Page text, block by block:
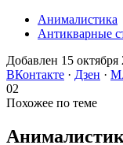
Анималистика
Антикварные
Добавлен 15 октября
ВКонтакте · Дзен ·
02
Похожее по теме